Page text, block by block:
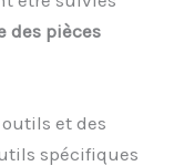
des pièces
et des
spécifiques